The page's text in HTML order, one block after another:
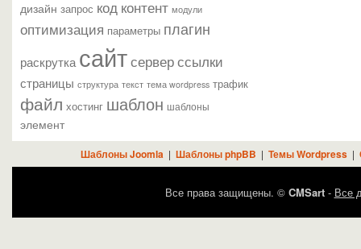
дизайн запрос код контент модули
оптимизация параметры плагин
раскрутка сайтсерверссылки
страницы структура текст тема wordpress трафик
файл хостинг шаблон шаблоны
элемент
Шаблоны Joomla | Шаблоны phpBB | Темы Wordpress|
Все права защищены. © CMSart- Все